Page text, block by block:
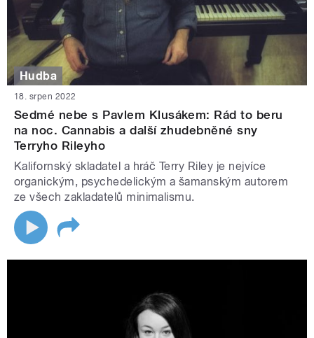
Hudba
18. srpen 2022
Sedmé nebe s Pavlem Klusákem: Rád to beru
na noc. Cannabis a další zhudebněné sny
Terryho Rileyho
Kalifornský skladatel a hráč Terry Riley je nejvíce
organickým, psychedelickým a šamanským autorem
ze všech zakladatelů minimalismu.